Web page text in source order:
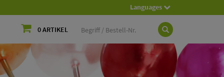
Languages
0 ARTIKEL